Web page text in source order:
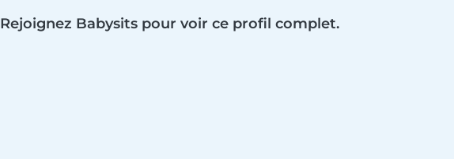
Rejoignez Babysits pour voir ce profil complet.